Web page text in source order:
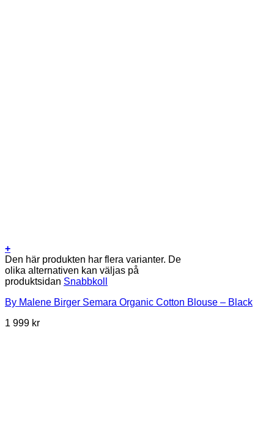
+
Den här produkten har flera varianter. De
olika alternativen kan väljas på
produktsidan Snabbkoll
By Malene Birger Semara Organic Cotton Blouse – Black
1 999 kr